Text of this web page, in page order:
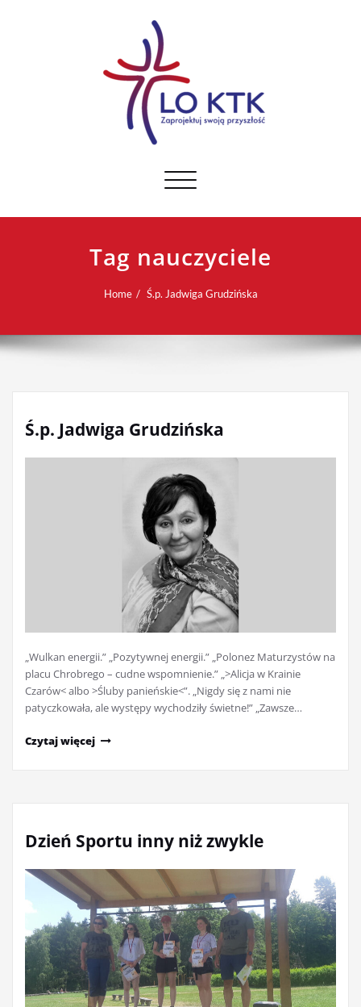
Toggle navigation
Tag nauczyciele
Home Ś.p. Jadwiga Grudzińska
Ś.p. Jadwiga Grudzińska
„Wulkan energii.” „Pozytywnej energii.” „Polonez Maturzystów na
placu Chrobrego – cudne wspomnienie.” „>Alicja w Krainie
Czarów< albo >Śluby panieńskie<”. „Nigdy się z nami nie
patyczkowała, ale występy wychodziły świetne!” „Zawsze…
Czytaj więcej
Dzień Sportu inny niż zwykle